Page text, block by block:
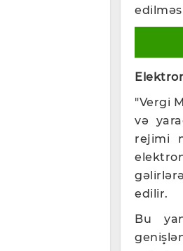
"Vergi
və
rejimi
edilir.
Bu